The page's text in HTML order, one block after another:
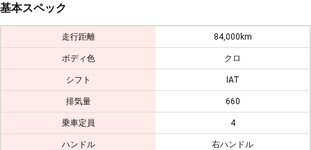
基本スペック
走行距離 84,000km
ボディ色 クロ
シフト IAT
排気量 660
乗車定員 4
ハンドル 右ハンドル